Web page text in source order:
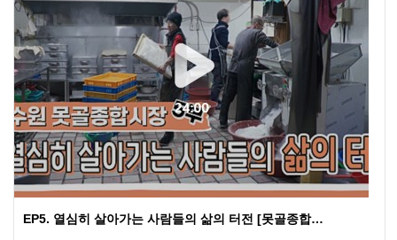
EP5. 열심히 살아가는 사람들의 삶의 터전 [못골종합…